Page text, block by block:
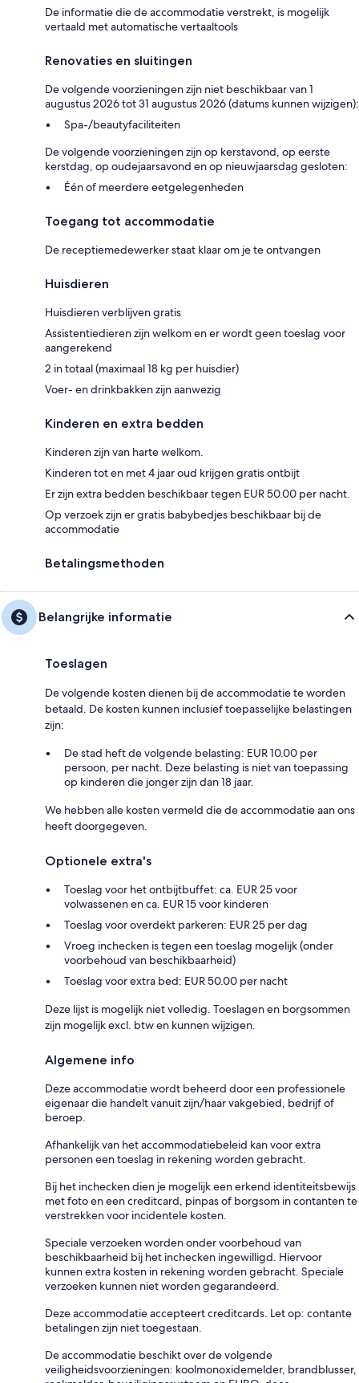
De informatie die de accommodatie verstrekt, is mogelijk
vertaald met automatische vertaaltools
Renovaties en sluitingen
De volgende voorzieningen zijn niet beschikbaar van 1
augustus 2026 tot 31 augustus 2026 (datums kunnen wijzigen):
Spa-/beautyfaciliteiten
De volgende voorzieningen zijn op kerstavond, op eerste
kerstdag, op oudejaarsavond en op nieuwjaarsdag gesloten:
Één of meerdere eetgelegenheden
Toegang tot accommodatie
De receptiemedewerker staat klaar om je te ontvangen
Huisdieren
Huisdieren verblijven gratis
Assistentiedieren zijn welkom en er wordt geen toeslag voor
aangerekend
2 in totaal (maximaal 18 kg per huisdier)
Voer- en drinkbakken zijn aanwezig
Kinderen en extra bedden
Kinderen zijn van harte welkom.
Kinderen tot en met 4 jaar oud krijgen gratis ontbijt
Er zijn extra bedden beschikbaar tegen EUR 50.00 per nacht.
Op verzoek zijn er gratis babybedjes beschikbaar bij de
accommodatie
Betalingsmethoden
Belangrijke informatie
Toeslagen
De volgende kosten dienen bij de accommodatie te worden
betaald. De kosten kunnen inclusief toepasselijke belastingen
zijn:
De stad heft de volgende belasting: EUR 10.00 per
persoon, per nacht. Deze belasting is niet van toepassing
op kinderen die jonger zijn dan 18 jaar.
We hebben alle kosten vermeld die de accommodatie aan ons
heeft doorgegeven.
Optionele extra's
Toeslag voor het ontbijtbuffet: ca. EUR 25 voor
volwassenen en ca. EUR 15 voor kinderen
Toeslag voor overdekt parkeren: EUR 25 per dag
Vroeg inchecken is tegen een toeslag mogelijk (onder
voorbehoud van beschikbaarheid)
Toeslag voor extra bed: EUR 50.00 per nacht
Deze lijst is mogelijk niet volledig. Toeslagen en borgsommen
zijn mogelijk excl. btw en kunnen wijzigen.
Algemene info
Deze accommodatie wordt beheerd door een professionele
eigenaar die handelt vanuit zijn/haar vakgebied, bedrijf of
beroep.
Afhankelijk van het accommodatiebeleid kan voor extra
personen een toeslag in rekening worden gebracht.
Bij het inchecken dien je mogelijk een erkend identiteitsbewijs
met foto en een creditcard, pinpas of borgsom in contanten te
verstrekken voor incidentele kosten.
Speciale verzoeken worden onder voorbehoud van
beschikbaarheid bij het inchecken ingewilligd. Hiervoor
kunnen extra kosten in rekening worden gebracht. Speciale
verzoeken kunnen niet worden gegarandeerd.
Deze accommodatie accepteert creditcards. Let op: contante
betalingen zijn niet toegestaan.
De accommodatie beschikt over de volgende
veiligheidsvoorzieningen: koolmonoxidemelder, brandblusser,